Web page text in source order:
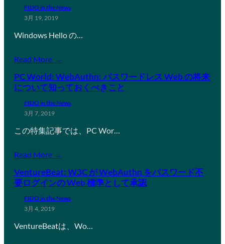
FIDO in the News
3月 19, 2019
Windows Hello の…
Read More →
PC World: WebAuthn: パスワードレス Web の将来
について知っておくべきこと
FIDO in the News
3月 7, 2019
この特集記事では、PC Wor…
Read More →
VentureBeat: W3C が WebAuthn をパスワード不
要ログインの Web 標準として承認
FIDO in the News
3月 4, 2019
VentureBeatは、Wo…